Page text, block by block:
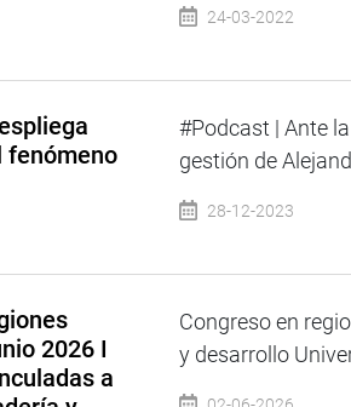
24-03-2022
fenómeno
#Podcast | Ante
gestión de
28-12-2023
2026 I
a
Congreso en
y desarrollo